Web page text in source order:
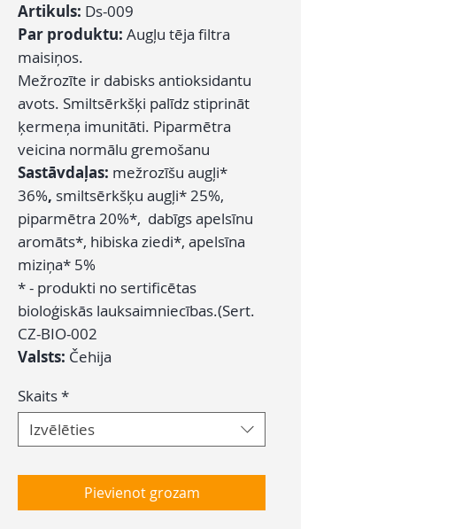
Artikuls: Ds-009
Par produktu: Augļu tēja filtra
maisiņos.
Mežrozīte ir dabisks antioksidantu
avots. Smiltsērkšķi palīdz stiprināt
ķermeņa imunitāti. Piparmētra
veicina normālu gremošanu
Sastāvdaļas: mežrozīšu augļi*
36%, smiltsērkšķu augļi* 25%,
piparmētra 20%*, dabīgs apelsīnu
aromāts*, hibiska ziedi*, apelsīna
miziņa* 5%
* - produkti no sertificētas
bioloģiskās lauksaimniecības.(Sert.
CZ-BIO-002
Valsts: Čehija
Skaits*
Izvēlēties
Pievienot grozam